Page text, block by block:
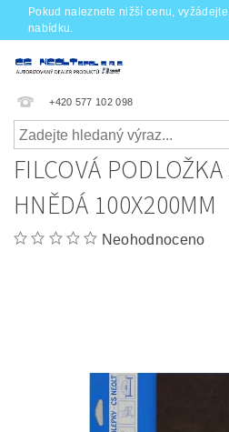
Pokud naleznete nižší cenu,
nabídku.
+420 577 102 098
FILCOVÁ
HNĚDÁ 100X200MM
Neohodnoceno